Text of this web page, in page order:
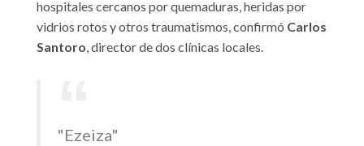
hospitales cercanos por quemaduras, heridas por
vidrios rotos y otros traumatismos, confirmó Carlos
Santoro, director de dos clínicas locales.
"Ezeiza"